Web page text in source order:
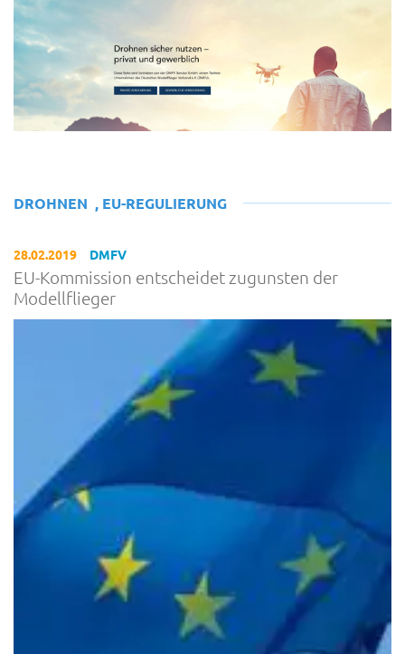
DROHNEN , EU-REGULIERUNG
28.02.2019 DMFV
EU-Kommission entscheidet zugunsten der
Modellflieger